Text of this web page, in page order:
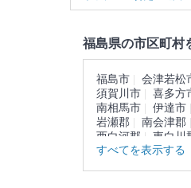
福島県の市区町村
福島市 会津若松
須賀川市
喜多方
南相馬市
伊達市
岩瀬郡
南会津郡
西白河郡
東白川
相馬郡
すべてを表示する